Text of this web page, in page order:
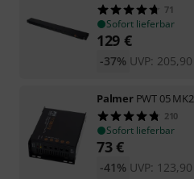
71
Sofort lieferbar
129 €
UVP: 205,90
-37%
Palmer PWT 05 MK2
210
Sofort lieferbar
73€
UVP: 123,90
-41%